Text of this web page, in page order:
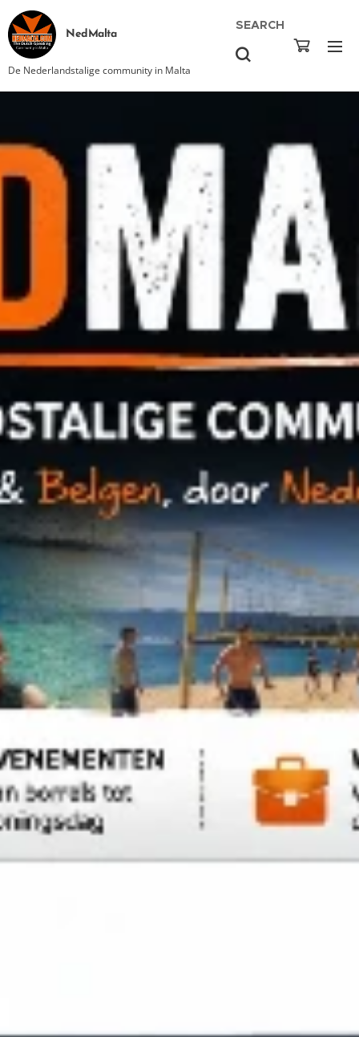
NedMalta
De Nederlandstalige community in Malta
SEARCH